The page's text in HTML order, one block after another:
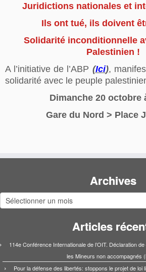
Juridictions nationales et
Ils ont tué, ils doivent
Solidarité inconditionnelle
Palestinien !
A l’initiative de l’ABP (Ici),
solidarité avec le peuple
Dimanche 20 octobre
Gare du Nord > Place
Archives
Archives
Articles
114e Conférence Internationale de l’OIT. Déclaration
les Mineurs non accompagnés
Pour la défense des libertés: stoppons le projet de loi